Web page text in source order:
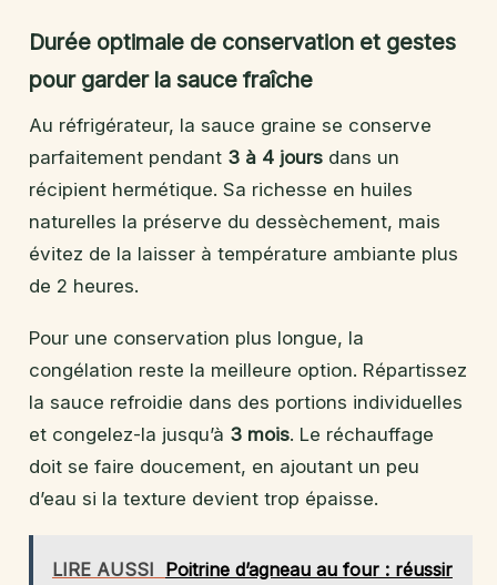
Durée optimale de conservation et gestes
pour garder la sauce fraîche
Au réfrigérateur, la sauce graine se conserve
parfaitement pendant 3 à 4 jours dans un
récipient hermétique. Sa richesse en huiles
naturelles la préserve du dessèchement, mais
évitez de la laisser à température ambiante plus
de 2 heures.
Pour une conservation plus longue, la
congélation reste la meilleure option. Répartissez
la sauce refroidie dans des portions individuelles
et congelez-la jusqu’à 3 mois. Le réchauffage
doit se faire doucement, en ajoutant un peu
d’eau si la texture devient trop épaisse.
LIRE AUSSI Poitrine d’agneau au four : réussir